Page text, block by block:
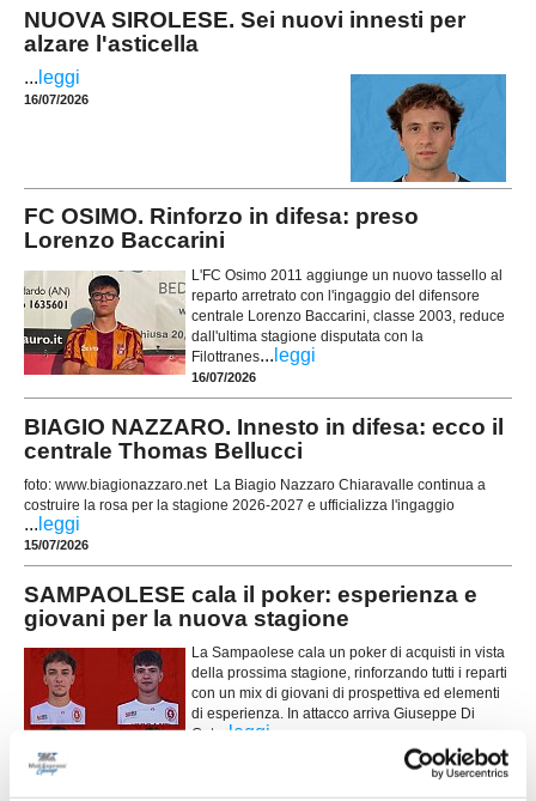
NUOVA SIROLESE. Sei nuovi innesti per
alzare l'asticella
... leggi
16/07/2026
FC OSIMO. Rinforzo in difesa: preso
Lorenzo Baccarini
L'FC Osimo 2011 aggiunge un nuovo tassello al
reparto arretrato con l'ingaggio del difensore
centrale Lorenzo Baccarini, classe 2003, reduce
dall'ultima stagione disputata con la
Filottranes... leggi
16/07/2026
BIAGIO NAZZARO. Innesto in difesa: ecco il
centrale Thomas Bellucci
foto: www.biagionazzaro.net La Biagio Nazzaro Chiaravalle continua a
costruire la rosa per la stagione 2026-2027 e ufficializza l'ingaggio
... leggi
15/07/2026
SAMPAOLESE cala il poker: esperienza e
giovani per la nuova stagione
La Sampaolese cala un poker di acquisti in vista
della prossima stagione, rinforzando tutti i reparti
con un mix di giovani di prospettiva ed elementi
di esperienza. In attacco arriva Giuseppe Di
Cat
leggi